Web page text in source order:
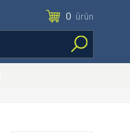
0 ürün